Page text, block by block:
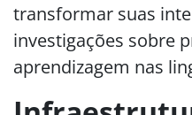
transformar suas
investigações sobre
aprendizagem nas